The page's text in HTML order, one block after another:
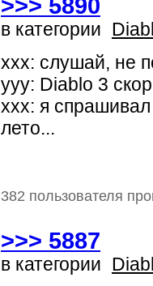
>>> 5890
в категории
xxx: слушай, не
ууу: Diablo 3
ххх: я
лето...
382 пользователя
>>> 5887
в категории